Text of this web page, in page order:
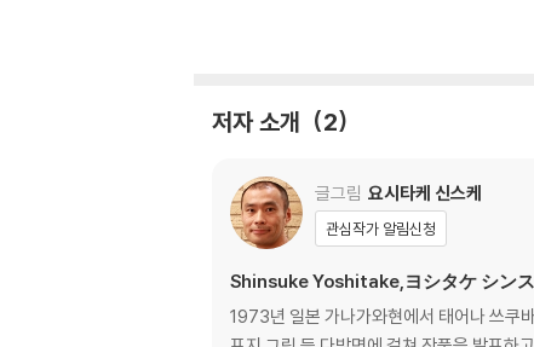
저자 소개 2
글그림 요시타케 신스케
관심작가 알림신청
Shinsuke Yoshitake,ヨシタケ シン
1973년 일본 가나가와현에서 태어나 쓰쿠